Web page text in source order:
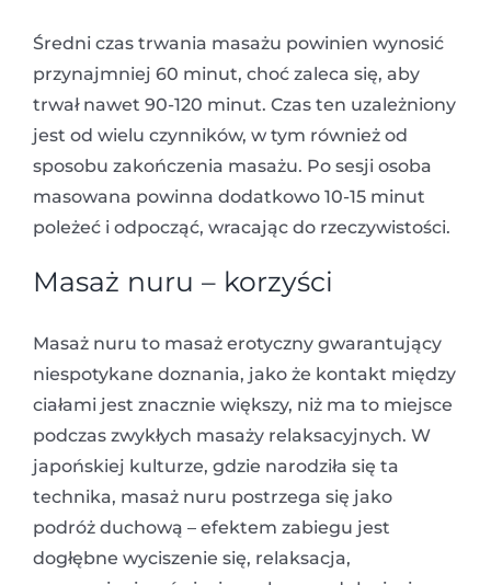
Średni czas trwania masażu powinien wynosić
przynajmniej 60 minut, choć zaleca się, aby
trwał nawet 90-120 minut. Czas ten uzależniony
jest od wielu czynników, w tym również od
sposobu zakończenia masażu. Po sesji osoba
masowana powinna dodatkowo 10-15 minut
poleżeć i odpocząć, wracając do rzeczywistości.
Masaż nuru – korzyści
Masaż nuru to masaż erotyczny gwarantujący
niespotykane doznania, jako że kontakt między
ciałami jest znacznie większy, niż ma to miejsce
podczas zwykłych masaży relaksacyjnych. W
japońskiej kulturze, gdzie narodziła się ta
technika, masaż nuru postrzega się jako
podróż duchową – efektem zabiegu jest
dogłębne wyciszenie się, relaksacja,